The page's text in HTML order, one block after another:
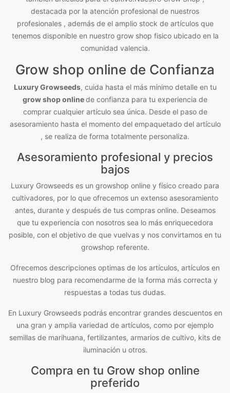
destacada por la atención profesional de nuestros
profesionales , además de el amplio stock de artículos que
tenemos disponible en nuestro grow shop fisico ubicado en la
comunidad valencia.
Grow shop online de Confianza
Luxury Growseeds, cuida hasta el más mínimo detalle en tu
grow shop onlinede confianza para tu experiencia de
comprar cualquier artículo sea única. Desde el paso de
asesoramiento hasta el momento del empaquetado del artículo
, se realiza de forma totalmente personaliza.
Asesoramiento profesional y precios
bajos
Luxury Growseeds es un growshop online y físico creado para
cultivadores, por lo que ofrecemos un extenso asesoramiento
antes, durante y después de tus compras online. Deseamos
que tu experiencia con nosotros sea lo más enriquecedora
posible, con el objetivo de que vuelvas y nos convirtamos en tu
growshop referente.
Ofrecemos descripciones optimas de los artículos, artículos en
nuestro blog para recomendarme de la forma más correcta y
respuestas a todas tus dudas.
En Luxury Growseeds podrás encontrar grandes descuentos en
una gran y amplia variedad de artículos, como por ejemplo
semillas de marihuana, fertilizantes, armarios de cultivo, kits de
iluminación u otros.
Compra en tu Grow shop online
preferido